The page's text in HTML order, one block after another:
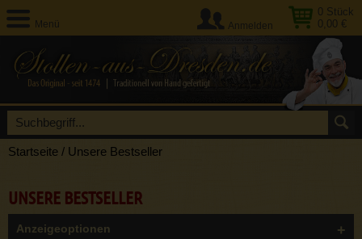
Menü
0 Stück
0,00 €
Anmelden
Startseite / Unsere Bestseller
UNSERE BESTSELLER
Anzeigeoptionen